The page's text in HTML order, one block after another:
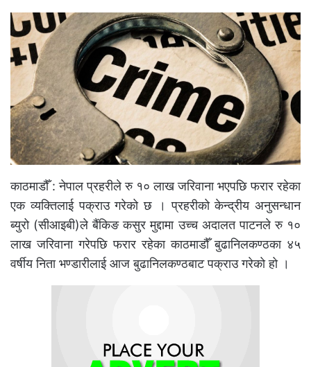
काठमाडौँ : नेपाल प्रहरीले रु १० लाख जरिवाना भएपछि फरार रहेका
एक व्यक्तिलाई पक्राउ गरेको छ । प्रहरीको केन्द्रीय अनुसन्धान
ब्युरो (सीआइबी)ले बैंकिङ कसुर मुद्दामा उच्च अदालत पाटनले रु १०
लाख जरिवाना गरेपछि फरार रहेका काठमाडौँ बुढानिलकण्ठका ४५
वर्षीय निता भण्डारीलाई आज बुढानिलकण्ठबाट पक्राउ गरेको हो ।